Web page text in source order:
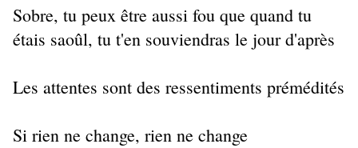
Sobre, tu peux être aussi fou que quand tu
étais saoûl, tu t'en souviendras le jour d'après
Les attentes sont des ressentiments prémédités
Si rien ne change, rien ne change